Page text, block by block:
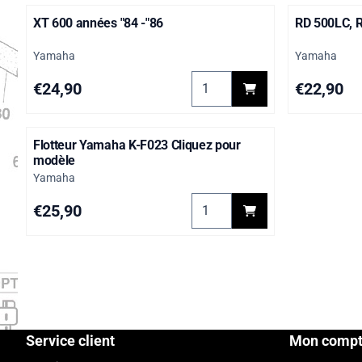
XT 600 années "84 -"86
Marque :
Yamaha
Prix: 24,90
€24,90 Choisir la quantité pour XT
RD 500LC,
Marque :
Yamaha
Prix: 22,90
€22,90
Flotteur Yamaha K-F023 Cliquez pour
modèle
Marque :
Yamaha
Prix: 25,90
€25,90 Choisir la quantité pour
Service client Mon